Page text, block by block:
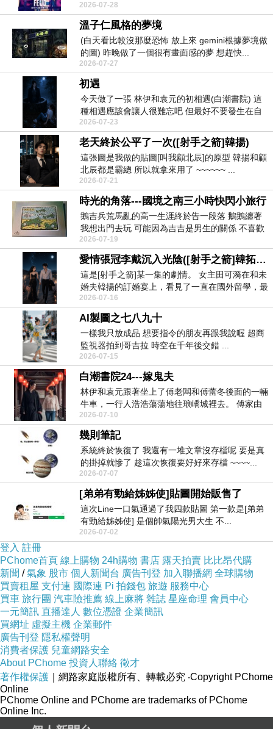
個筆記。 ...
2026-07-28
溫子仁風格的夢境
(白天看比較沒那麼恐怖 放上來 gemini根據夢境做
的圖) 昨晚做了一個很有畫面感的夢 想趕快...
2026-07-27
初遇
今天做了一張 林伊和袁元的初相遇(白潮書院) 這
種相遇應該會讓人很難忘吧 但最好不要發生在自
己...
2026-07-23
老天終於公平了一次([射手之箭]韓揚)
這張圖是我做的貼圖[叫我顧北辰]的原型 韓揚和顧
北辰都是霸總 所以就拿來用了 ~~~~~~ ...
2026-07-21
時光的角落---國境之南三小時快閃小旅行
鵝吉兵荒馬亂的高一生涯終於告一段落 鵝鵝纏著
我想出門去玩 可能因為吉吉是男生的關係 不喜歡
跟著...
2026-07-19
愛情張冠李戴沉入光陰([射手之箭]韓拓田可漪)
這是[射手之箭]某一集的劇情。 女主田可漪在和未
婚夫韓揚的訂婚宴上，看見了一直在國外留學，最
近...
2026-07-16
AI製圖之七八九十
一樣我只放成品 想要指令的朋友再跟我說喔 超商
監視器拍到哥吉拉 時空在千年後交錯 ...
2026-07-15
白潮書院24---嫁鬼夫
林伊和袁元跟著坐上了傅老闆和傅蕾冬後面的一輛
牛車，一行人浩浩蕩蕩地往琅嶠城裡去。 傅家由
於是琅嶠首...
2026-07-10
幾則筆記
系統終於恢復了 我還有一堆文章沒存檔呢 要是真
的掛掉就慘了 趁這次恢復要好好來存檔 ~~~~...
2026-07-07
[弟弟有勁給姊姊使]貼圖開始販售了
這次Line一口氣通過了我四款貼圖 第一款是[弟弟
有勁給姊姊使] 是個帥氣陽光男大生 不...
2026-07-02
登入 註冊
PChome首頁 線上購物 24h購物 書店 露天拍賣 比比昂代購
新聞 /氣象 股市 個人新聞台 廣告刊登 加入聯播網 全球購物
買賣租屋 支付連 國際連 Pi 拍錢包 旅遊 服務中心
買車 旅行團 汽車險推薦 線上麻將 雜誌 星座命理 會員中心
一元簡訊 直播達人 數位憑證 企業簡訊
買網址 虛擬主機 企業郵件
廣告刊登 隱私權聲明
消費者保護 兒童網路安全
About PChome 投資人聯絡 徵才
著作權保護 ｜網路家庭版權所有、轉載必究 ‧Copyright PChome
Online
PChome Online and PChome are trademarks of PChome
Online Inc.